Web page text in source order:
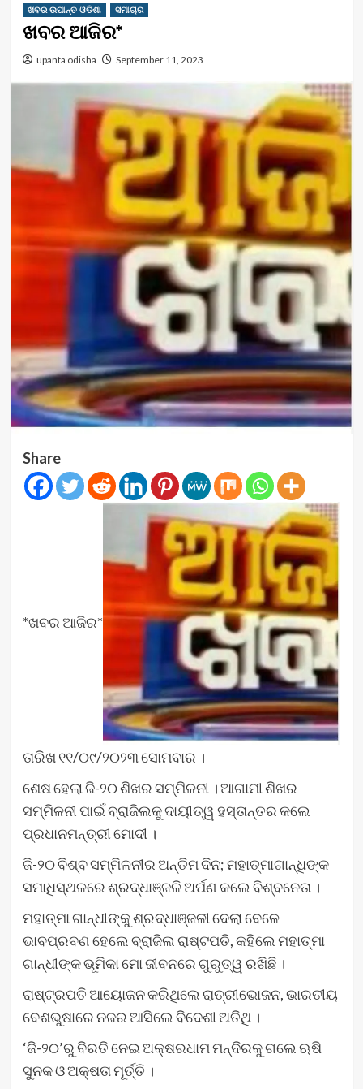
ଖବର ଉପାନ୍ତ ଓଡିଶା ସମାଚାର
ଖବର ଆଜିର*
upanta odisha September 11, 2023
Share
*ଖବର ଆଜିର*
ତାରିଖ ୧୧/୦୯/୨୦୨୩ ସୋମବାର ।
ଶେଷ ହେଲା ଜି-୨୦ ଶିଖର ସମ୍ମିଳନୀ । ଆଗାମୀ ଶିଖର
ସମ୍ମିଳନୀ ପାଇଁ ବ୍ରାଜିଲକୁ ଦାୟୀତ୍ୱ ହସ୍ତାନ୍ତର କଲେ
ପ୍ରଧାନମନ୍ତ୍ରୀ ମୋଦୀ ।
ଜି-୨୦ ବିଶ୍ବ ସମ୍ମିଳନୀର ଅନ୍ତିମ ଦିନ; ମହାତ୍ମାଗାନ୍ଧିଙ୍କ
ସମାଧିସ୍ଥଳରେ ଶ୍ରଦ୍ଧାଞ୍ଜଳି ଅର୍ପଣ କଲେ ବିଶ୍ବନେତା ।
ମହାତ୍ମା ଗାନ୍ଧୀଙ୍କୁ ଶ୍ରଦ୍ଧାଞ୍ଜଳୀ ଦେଲା ବେଳେ
ଭାବପ୍ରବଣ ହେଲେ ବ୍ରାଜିଲ ରାଷ୍ଟପତି, କହିଲେ ମହାତ୍ମା
ଗାନ୍ଧୀଙ୍କ ଭୂମିକା ମୋ ଜୀବନରେ ଗୁରୁତ୍ୱ ରଖିଛି ।
ରାଷ୍ଟ୍ରପତି ଆୟୋଜନ କରିଥିଲେ ରାତ୍ରୀଭୋଜନ, ଭାରତୀୟ
ବେଶଭୁଷାରେ ନଜର ଆସିଲେ ବିଦେଶୀ ଅତିଥି ।
‘ଜି-୨୦’ରୁ ବିରତି ନେଇ ଅକ୍ଷରଧାମ ମନ୍ଦିରକୁ ଗଲେ ଋଷି
ସୁନକ ଓ ଅକ୍ଷତା ମୂର୍ତ୍ତି ।